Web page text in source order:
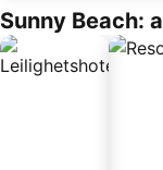
Sunny Beach: